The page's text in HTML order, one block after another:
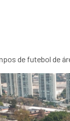
de futebol de